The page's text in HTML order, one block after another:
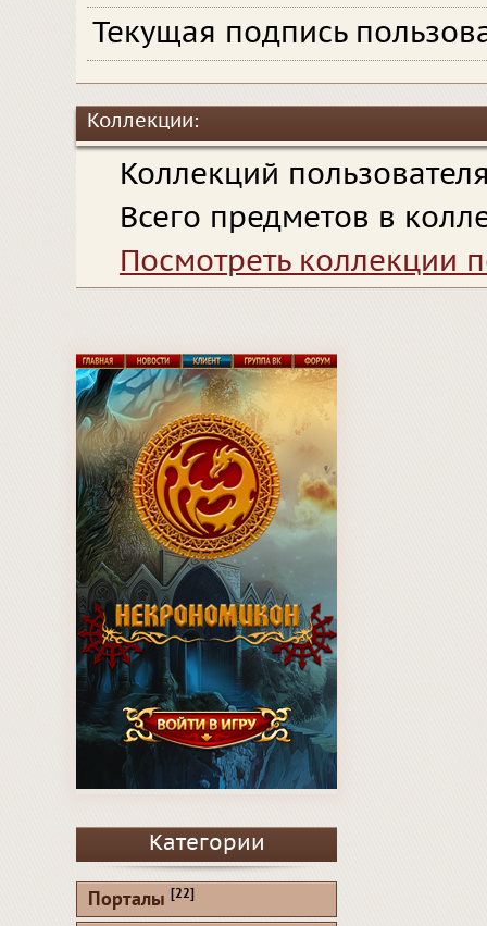
Текущая подпись
Коллекции:
Коллекций
Всего предметов в
Посмотреть коллекции
Категории
Порталы [22]